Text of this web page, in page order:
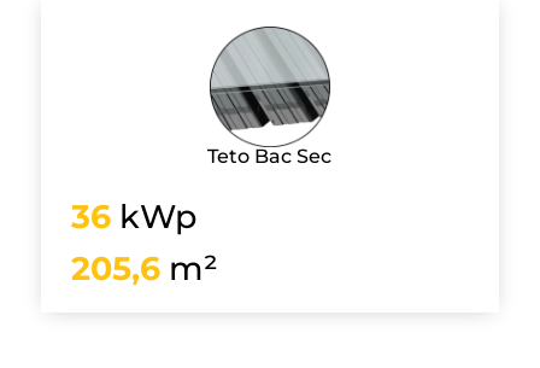
Teto Bac Sec
36 kWp
205,6 m²